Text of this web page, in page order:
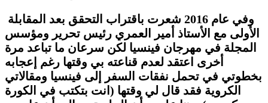
الأولى مع الأستاذ أمير العمري رئيس تحرير ومؤسس
المجلة في مهرجان فينسيا لكن سرعان ما تباعد مرة
أخرى اعتقد لعدم قناعته بي وقتها رغم إعجابه
بخطوتي في تحمل نفقات السفر إلى فينسيا ومقالاتي
الكروية فقد قال لي وقتها (انت بتكتب في الكورة